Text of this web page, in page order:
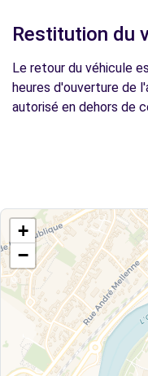
Restitution du
Le retour du véhicule
heures d'ouverture de
autorisé en dehors de
+
−